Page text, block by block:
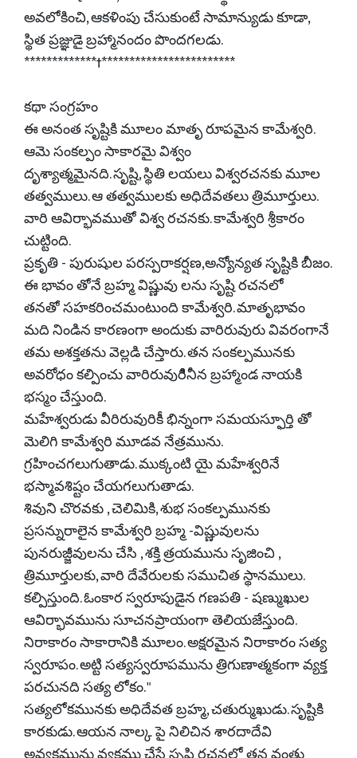
అవలోకించి, ఆకళింపు చేసుకుంటే సామాన్యుడు కూడా,
స్థిత ప్రజ్ఞుడై బ్రహ్మానందం పొందగలడు.
*************†************************
కథా సంగ్రహం
ఈ అనంత సృష్టికి మూలం మాతృ రూపమైన కామేశ్వరి.
ఆమె సంకల్పం సాకారమై విశ్వం
దృశ్యాత్మమైనది. సృష్టి, స్థితి లయలు విశ్వరచనకు మూల
తత్వములు. ఆ తత్వములకు అధిదేవతలు త్రిమూర్తులు.
వారి ఆవిర్భావముతో విశ్వ రచనకు. కామేశ్వరి శ్రీకారం
చుట్టింది.
ప్రకృతి - పురుషుల పరస్పరాకర్షణ,అన్యోన్యత సృష్టికి బీజం.
ఈ భావం తోనే బ్రహ్మ విష్ణువు లను సృష్టి రచనలో
తనతో సహకరించమంటుంది కామేశ్వరి. మాతృభావం
మది నిండిన కారణంగా అందుకు వారిరువురు వివరంగానే
తమ అశక్తతను వెల్లడి చేస్తారు. తన సంకల్పమునకు
అవరోధం కల్పించు వారిరువురిిినీన బ్రహ్మాండ నాయకి
భస్మం చేస్తుంది.
మహేశ్వరుడు వీరిరువురికీ భిన్నంగా సమయస్ఫూర్తి తో
మెలిగి కామేశ్వరి మూడవ నేత్రమును.
గ్రహించగలుగుతాడు. ముక్కంటి యై మహేశ్వరినే
భస్మావశిష్టం చేయగలుగుతాడు.
శివుని చొరవకు , చెలిమికి, శుభ సంకల్పమునకు
ప్రసన్నురాలైన కామేశ్వరి బ్రహ్మ -విష్ణువులను
పునరుజ్జీవులను చేసి , శక్తి త్రయమును సృజించి ,
త్రిమూర్తులకు, వారి దేవేరులకు సముచిత స్థానములు.
కల్పిస్తుంది. ఓంకార స్వరూపుడైన గణపతి - షణ్ముఖుల
ఆవిర్భావమును సూచనప్రాయంగా తెలియజేస్తుంది.
నిరాకారం సాకారానికి మూలం. అక్షరమైన నిరాకారం సత్య
స్వరూపం. అట్టి సత్యస్వరూపమును త్రిగుణాత్మకంగా వ్యక్త
పరచునది సత్య లోకం. "
సత్యలోకమునకు అధిదేవత బ్రహ్మ, చతుర్ముఖుడు. సృష్టికి
కారకుడు. ఆయన నాల్క పై నిలిచిన శారదాదేవి